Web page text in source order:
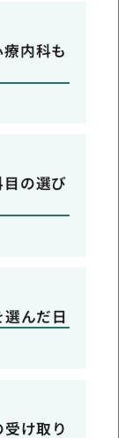
内科も
の選び
んだ日
け取り